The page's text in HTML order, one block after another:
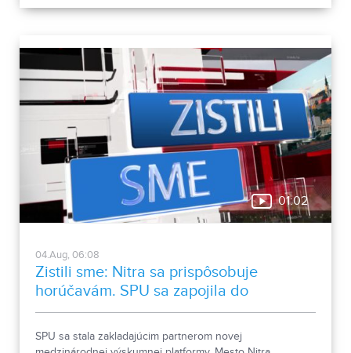
01:02
04.Aug, 06:08
Zistili sme: Nitra sa prispôsobuje
horúčavám. SPU sa zapojila do
medzinárodnej platformy
SPU sa stala zakladajúcim partnerom novej